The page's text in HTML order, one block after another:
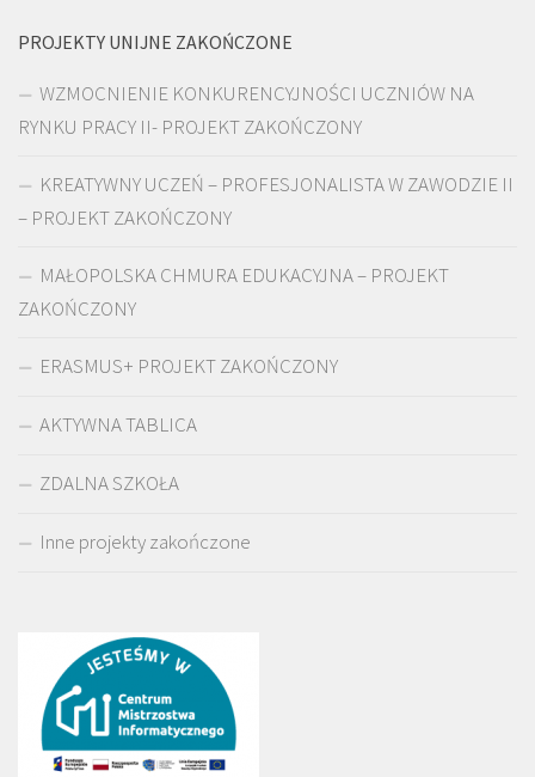
PROJEKTY UNIJNE ZAKOŃCZONE
WZMOCNIENIE KONKURENCYJNOŚCI UCZNIÓW NA
RYNKU PRACY II- PROJEKT ZAKOŃCZONY
KREATYWNY UCZEŃ – PROFESJONALISTA W ZAWODZIE II
– PROJEKT ZAKOŃCZONY
MAŁOPOLSKA CHMURA EDUKACYJNA – PROJEKT
ZAKOŃCZONY
ERASMUS+ PROJEKT ZAKOŃCZONY
AKTYWNA TABLICA
ZDALNA SZKOŁA
Inne projekty zakończone